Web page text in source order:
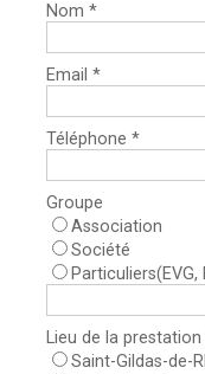
Nom *
Email *
Téléphone *
Groupe
Association
Société
Particuliers(EVG,
Lieu de la
Saint-Gildas-de-